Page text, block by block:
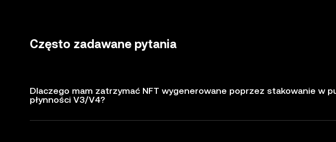
Często zadawane pytania
Dlaczego mam zatrzymać NFT wygenerowane poprzez stakowanie w
płynności V3/V4?